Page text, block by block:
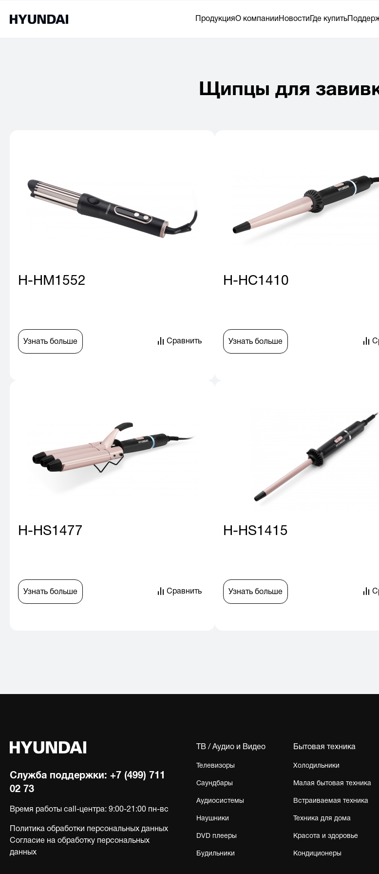
ПродукцияО компании Новости Где купить
Щипцы для
H-HM1552
Узнать больше Сравнить
H-HC1410
Узнать больше
H-HS1477
Узнать больше Сравнить
H-HS1415
Узнать больше
Служба поддержки: +7 (499) 711
02 73
Время работы call-центра: 9:00-21:00 пн-вс
Политика обработки персональных данных
Согласие на обработку персональных
данных
ТВ / Аудио и Видео
Телевизоры
Саундбары
Аудиосистемы
Наушники
DVD плееры
Будильники
Бытовая техника
Холодильники
Малая бытовая техника
Встраиваемая техника
Техника для дома
Красота и здоровье
Кондиционеры